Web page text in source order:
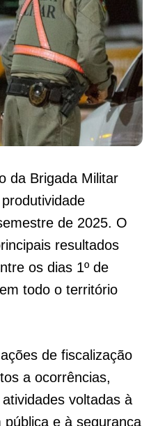
da Brigada Militar
de 2025. O
resultados
os dias 1º de
todo o território
de fiscalização
a ocorrências,
voltadas à
e à segurança